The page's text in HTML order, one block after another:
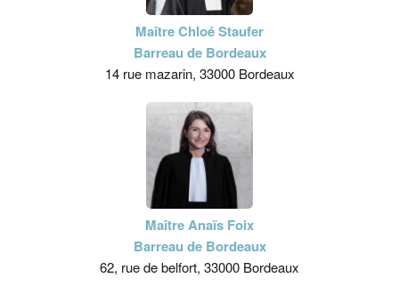
Maître Chloé Staufer
Barreau de Bordeaux
14 rue mazarin, 33000 Bordeaux
Maître Anaïs Foix
Barreau de Bordeaux
62, rue de belfort, 33000 Bordeaux